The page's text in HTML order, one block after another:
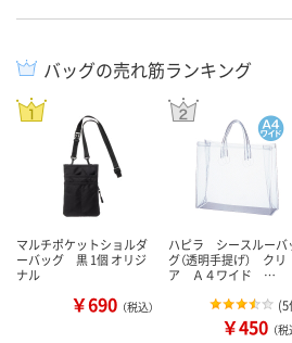
バッグの売れ筋ランキング
マルチポケットショルダ
ーバッグ 黒 1個 オリジ
ナル
￥690 （税込）
ハピラ シースルーバ
グ（透明手提げ） クリ
ア Ａ４ワイド …
(5
￥450 （税